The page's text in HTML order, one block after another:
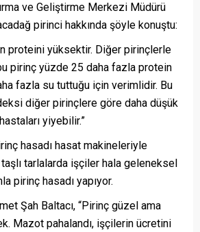
ve Geliştirme Merkezi Müdürü
pirinci hakkında şöyle konuştu:
proteini yüksektir. Diğer pirinçlerle
bu pirinç yüzde 25 daha fazla protein
fazla su tuttuğu için verimlidir. Bu
diğer pirinçlere göre daha düşük
yiyebilir.”
hasadı hasat makineleriyle
taşlı tarlalarda işçiler hala geleneksel
pirinç hasadı yapıyor.
Şah Baltacı, “Pirinç güzel ama
Mazot pahalandı, işçilerin ücretini